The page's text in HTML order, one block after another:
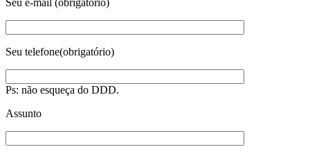
Seu e-mail (obrigatório)
Seu telefone(obrigatório)
Ps: não esqueça do DDD.
Assunto